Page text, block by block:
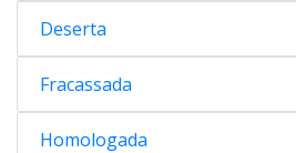
Deserta
Fracassada
Homologada